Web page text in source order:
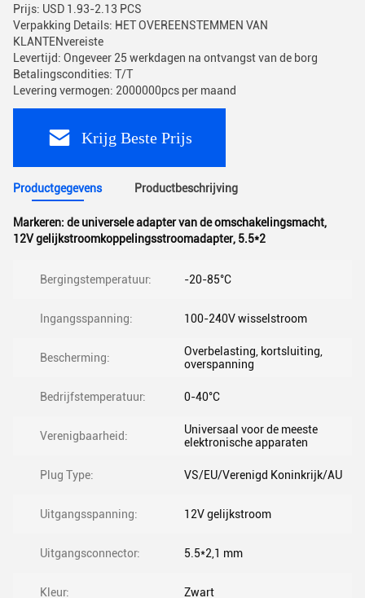
Prijs: USD 1.93-2.13 PCS
Verpakking Details: HET OVEREENSTEMMEN VAN
KLANTENvereiste
Levertijd: Ongeveer 25 werkdagen na ontvangst van de borg
Betalingscondities: T/T
Levering vermogen: 2000000pcs per maand
Krijg Beste Prijs
Productgegevens Productbeschrijving
Markeren: de universele adapter van de omschakelingsmacht,
12V gelijkstroomkoppelingsstroomadapter, 5.5*2
Bergingstemperatuur: -20-85°C
Ingangsspanning: 100-240V wisselstroom
Bescherming:
Overbelasting, kortsluiting,
overspanning
Bedrijfstemperatuur: 0-40°C
Verenigbaarheid:
Universaal voor de meeste
elektronische apparaten
Plug Type: VS/EU/Verenigd Koninkrijk/AU
Uitgangsspanning: 12V gelijkstroom
Uitgangsconnector: 5.5*2,1 mm
Kleur: Zwart